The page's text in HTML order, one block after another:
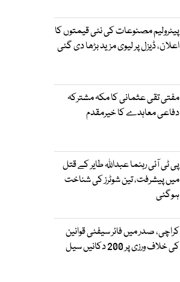
پیٹرولیم مصنوعات کی نئی قیمتوں کا
اعلان، ڈیزل پر لیوی مزید بڑھا دی گئی
مفتی تقی عثمانی کا مکہ مشترکہ
دفاعی معاہدے کا خیرمقدم
پی ٹی آئی رہنما عبداللہ طایر کے قتل
میں پیشرفت، تین شوٹرز کی شناخت
ہوگئی
کراچی، صدر میں فائر سیفٹی قوانین
کی خلاف ورزی پر 200 دکانیں سیل